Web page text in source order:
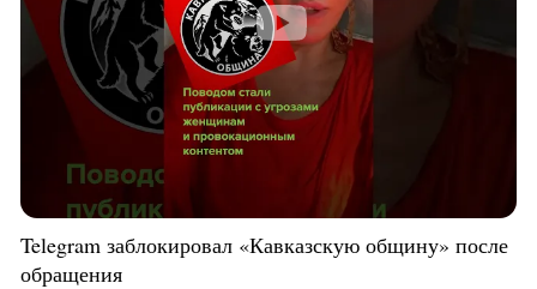
Telegram заблокировал «Кавказскую общину» после
обращения